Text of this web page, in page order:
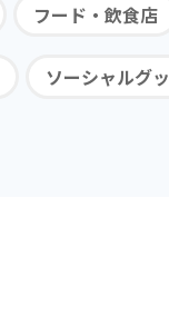
フード・飲食店
ソーシャルグ